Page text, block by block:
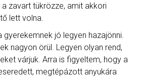
zavart tükrözze, amit akkori
lett volna.
gyerekemnek jó legyen hazajönni.
nagyon örül. Legyen olyan rend,
várjuk. Arra is figyeltem, hogy a
megtépázott anyukára